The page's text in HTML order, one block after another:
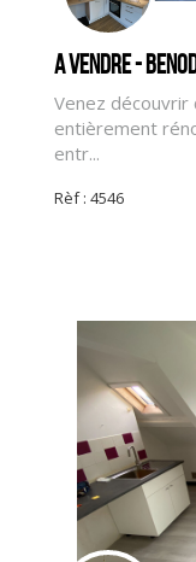
A vendre -
Venez
entièrement
entr...
Rèf : 4546